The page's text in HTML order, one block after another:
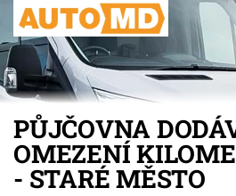
PŮJČOVNA
OMEZENÍ
- STARÉ MĚSTO